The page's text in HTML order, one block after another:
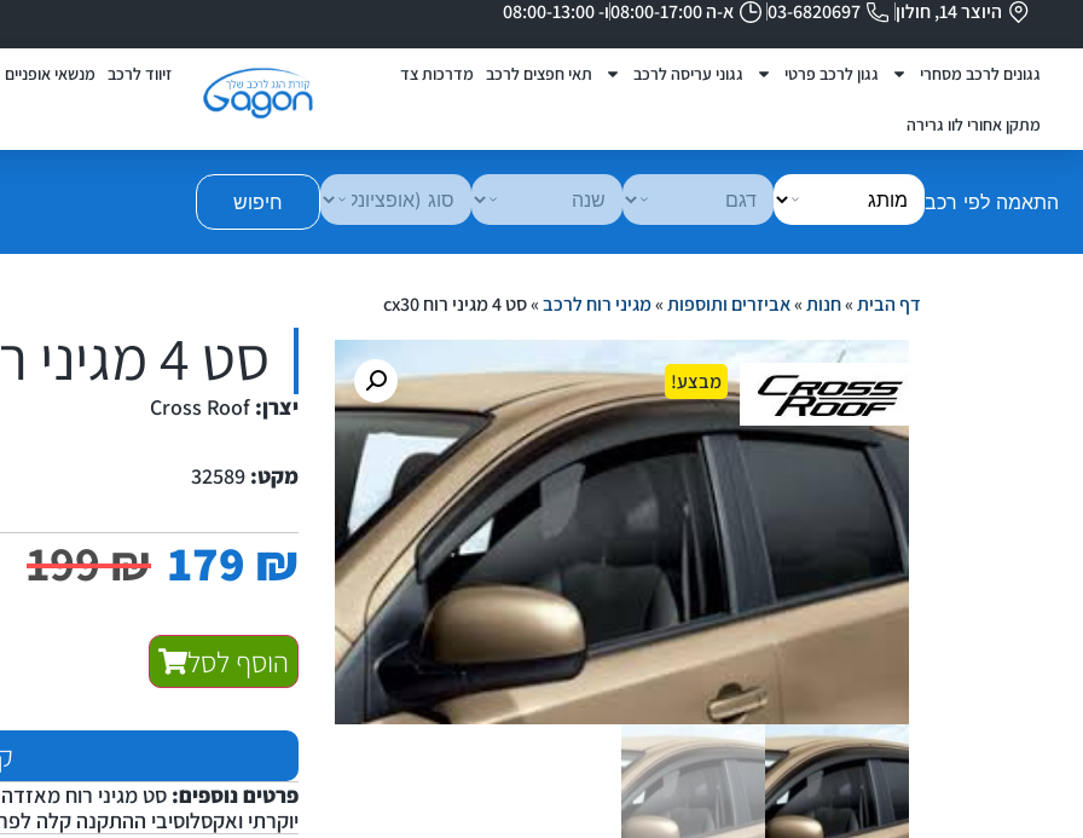
היוצר 14, חולון 03-6820697 א-ה 08:00-17:00 ו- 08:00-13:00
גגונים לרכב מסחרי גגון לרכב פרטי גגוני עריסה לרכב תאי חפצים לרכב מדרכות צד
מתקן אחורי לוו גרירה
זיווד לרכב מנשאי אופניים
התאמה לפי רכב חיפוש
דף הבית»חנות»אביזרים ותוספות»מגיני רוח לרכב»סט 4 מגיני רוח cx30
מבצע! סט 4 מגיני רוח cx30
יצרן: Cross Roof
מקט: 32589
199₪ 179 ₪
הוסף לסל
פרטים נוספים:
יוקרתי ואקסלוסיבי ההתקנה קלה לפרטים